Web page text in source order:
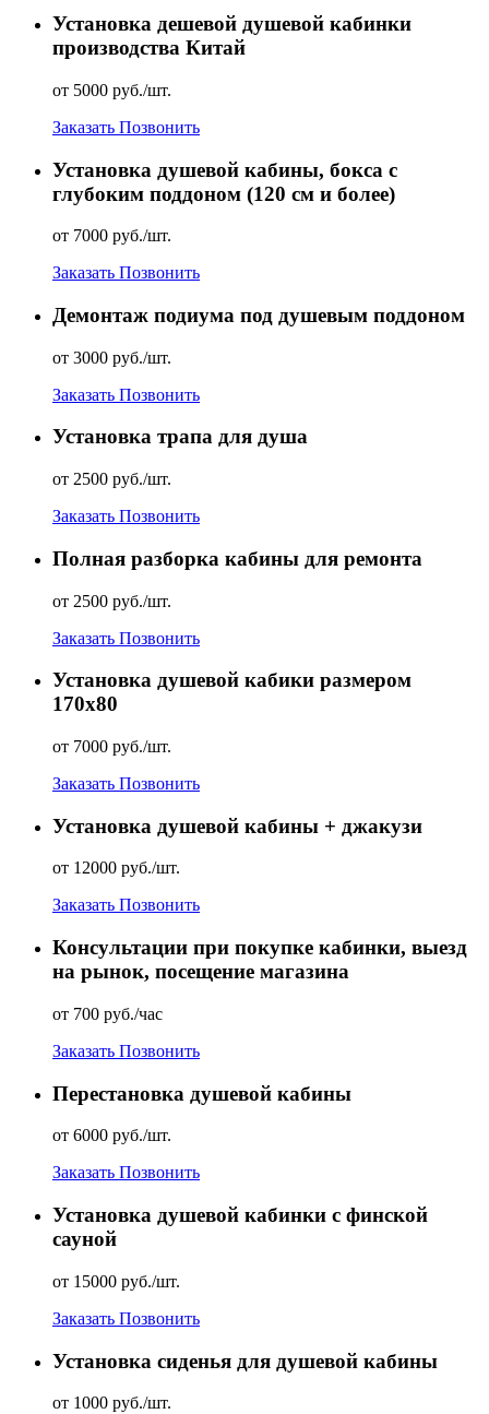
Установка дешевой душевой кабинки
производства Китай
от 5000 руб./шт.
Заказать Позвонить
Установка душевой кабины, бокса с
глубоким поддоном (120 см и более)
от 7000 руб./шт.
Заказать Позвонить
Демонтаж подиума под душевым поддоном
от 3000 руб./шт.
Заказать Позвонить
Установка трапа для душа
от 2500 руб./шт.
Заказать Позвонить
Полная разборка кабины для ремонта
от 2500 руб./шт.
Заказать Позвонить
Установка душевой кабики размером
170х80
от 7000 руб./шт.
Заказать Позвонить
Установка душевой кабины + джакузи
от 12000 руб./шт.
Заказать Позвонить
Консультации при покупке кабинки, выезд
на рынок, посещение магазина
от 700 руб./час
Заказать Позвонить
Перестановка душевой кабины
от 6000 руб./шт.
Заказать Позвонить
Установка душевой кабинки с финской
сауной
от 15000 руб./шт.
Заказать Позвонить
Установка сиденья для душевой кабины
от 1000 руб./шт.